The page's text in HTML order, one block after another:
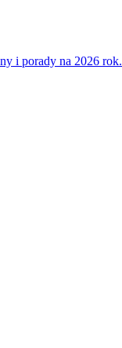
i porady na 2026 rok.